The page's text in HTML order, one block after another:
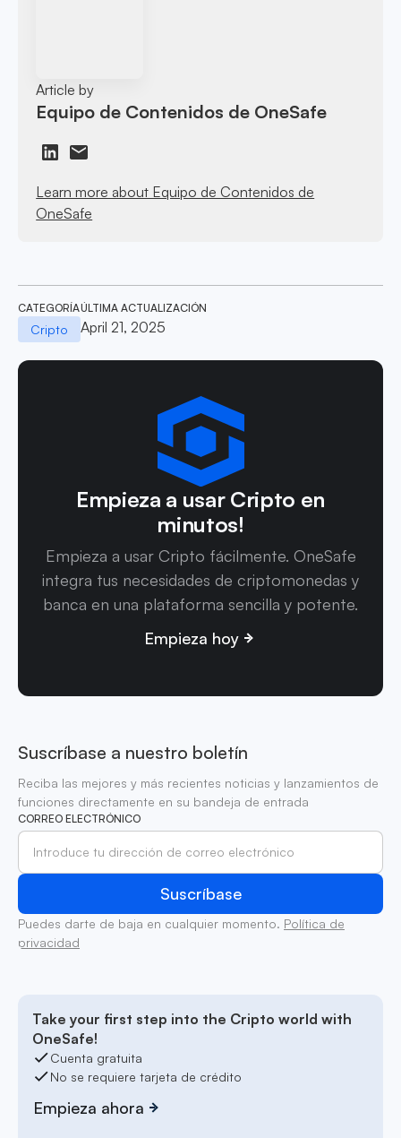
Article by
Equipo de Contenidos de OneSafe
Learn more about Equipo de Contenidos de
OneSafe
CATEGORÍA
Cripto
ÚLTIMA ACTUALIZACIÓN
April 21, 2025
Empieza a usar Cripto en
minutos!
Empieza a usar Cripto fácilmente. OneSafe
integra tus necesidades de criptomonedas y
banca en una plataforma sencilla y potente.
Empieza hoy
Suscríbase a nuestro boletín
Reciba las mejores y más recientes noticias y lanzamientos de
funciones directamente en su bandeja de entrada
CORREO ELECTRÓNICO
Puedes darte de baja en cualquier momento. Política de
privacidad
Take your first step into the Cripto world with
OneSafe!
Cuenta gratuita
No se requiere tarjeta de crédito
Empieza ahora